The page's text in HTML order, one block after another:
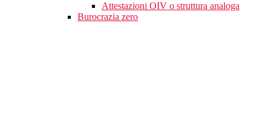
Attestazioni OIV o struttura analoga
Burocrazia zero